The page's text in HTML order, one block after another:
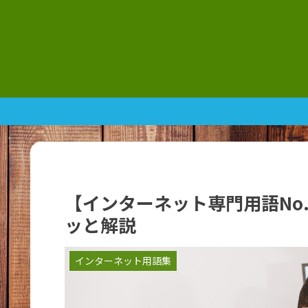
【インターネット専門用語
ッと解説
インターネット用語集